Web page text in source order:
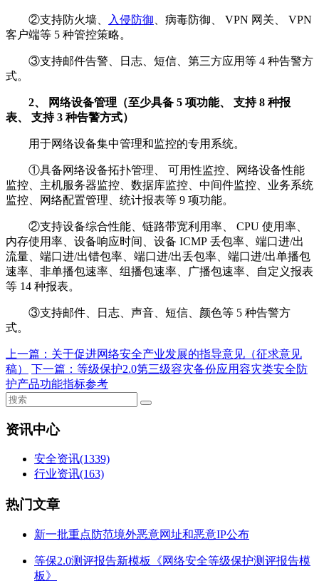
②支持防火墙、 入侵防御 、病毒防御、 VPN 网关、 VPN
客户端等 5 种管控策略。
③支持邮件告警、日志、短信、第三方应用等 4 种告警方
式。
2、 网络设备管理（至少具备 5 项功能、 支持 8 种报
表、 支持 3 种告警方式）
用于网络设备集中管理和监控的专用系统。
①具备网络设备拓扑管理、 可用性监控、网络设备性能
监控、主机服务器监控、数据库监控、中间件监控、业务系统
监控、网络配置管理、统计报表等 9 项功能。
②支持设备综合性能、链路带宽利用率、 CPU 使用率、
内存使用率、设备响应时间、设备 ICMP 丢包率、端口进/出
流量、端口进/出错包率、端口进/出丢包率、端口进/出单播包
速率、非单播包速率、组播包速率、广播包速率、自定义报表
等 14 种报表。
③支持邮件、日志、声音、短信、颜色等 5 种告警方
式。
上一篇： 关于促进网络安全产业发展的指导意见（征求意见
稿）
下一篇： 等级保护2.0第三级容灾备份应用容灾类安全防
护产品功能指标参考
资讯中心
安全资讯(1339)
行业资讯(163)
热门文章
新一批重点防范境外恶意网址和恶意IP公布
等保2.0测评报告新模板《网络安全等级保护测评报告模
板》